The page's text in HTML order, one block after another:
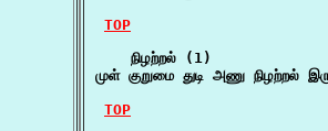
TOP
    நிழற்றல் (1)
முள் குறுமை துடி அணு நிழற்றல்
TOP